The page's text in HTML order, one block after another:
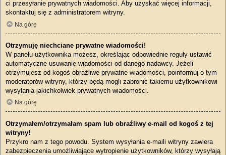
ci przesyłanie prywatnych wiadomości. Aby uzyskać więcej informacji,
skontaktuj się z administratorem witryny.
Na górę
Otrzymuję niechciane prywatne wiadomości!
W panelu użytkownika możesz, określając odpowiednie reguły ustawić
automatyczne usuwanie wiadomości od danego nadawcy. Jeżeli
otrzymujesz od kogoś obraźliwe prywatne wiadomości, poinformuj o tym
moderatorów witryny, którzy będą mogli zabronić takiemu użytkownikowi
wysyłania jakichkolwiek prywatnych wiadomości.
Na górę
Otrzymałem/otrzymałam spam lub obraźliwy e-mail od kogoś z tej
witryny!
Przykro nam z tego powodu. System wysyłania e-maili witryny zawiera
zabezpieczenia umożliwiające wytropienie użytkowników, którzy wysyłają